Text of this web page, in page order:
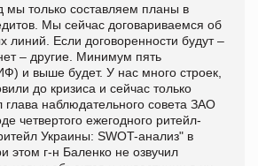
только составляем планы в
Мы сейчас договариваемся об
линий. Если договоренности будут –
– другие. Минимум пять
и выше будет. У нас много строек,
до кризиса и сейчас только
глава наблюдательного совета ЗАО
четвертого ежегодного ритейл-
Украины: SWOT-анализ" в
этом г-н Баленко не озвучил